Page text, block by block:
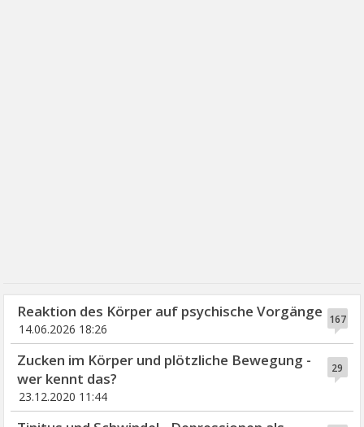
167
Reaktion des Körper auf psychische Vorgänge
14.06.2026 18:26
29
Zucken im Körper und plötzliche Bewegung -
wer kennt das?
23.12.2020 11:44